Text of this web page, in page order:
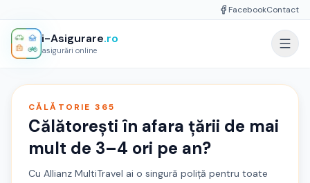
FacebookContact
i-Asigurare.ro
asigurări online
CĂLĂTORIE 365
Călătorești în afara țării de mai
mult de 3–4 ori pe an?
Cu Allianz MultiTravel ai o singură poliță pentru toate